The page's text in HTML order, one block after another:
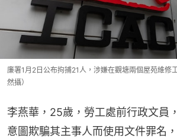
廉署1月2日公布拘捕21人，涉嫌在觀塘兩個屋苑維修
然攝）
李燕華，25歲，勞工處前行政文員
意圖欺騙其主事人而使用文件罪名